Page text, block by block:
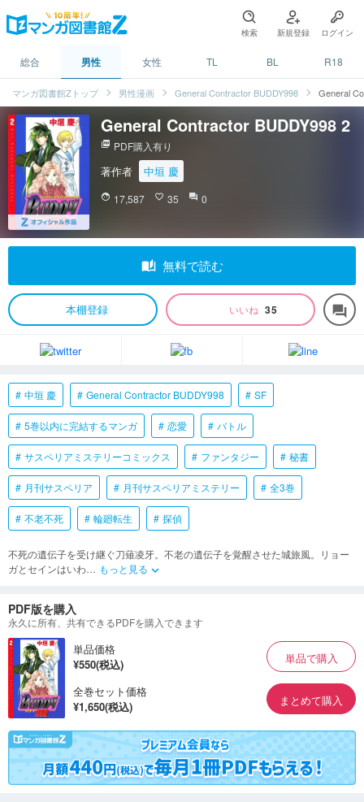
検索 新規登録 ログイン
総合 男性 女性 TL BL R18
マンガ図書館Zトップ 男性漫画 General Contractor BUDDY998 General
General Contractor BUDDY998 2
picture_as_pdf PDF購入有り
著作者 中垣 慶
face 17,587 favorite_border 35 question_answer 0
auto_stories 無料で読む
本棚登録 いいね 35 forum
中垣 慶 General Contractor BUDDY998 SF
5巻以内に完結するマンガ 恋愛 バトル
サスペリアミステリーコミックス ファンタジー 秘書
月刊サスペリア 月刊サスペリアミステリー 全3巻
不老不死 輪廻転生 探偵
不死の遺伝子を受け継ぐ刀薙凌牙。不老の遺伝子を覚醒させた城旅風。リョー
ガとセインはいわ… もっと見る keyboard_arrow_down
PDF版を購入
永久に所有、共有できるPDFを購入できます
単品価格
¥550(税込)
単品で購入
全巻セット価格
¥1,650(税込)
まとめて購入